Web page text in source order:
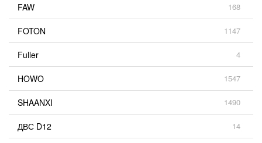
FAW 168
FOTON 1147
Fuller 4
HOWO 1547
SHAANXI 1490
ДВС D12 14